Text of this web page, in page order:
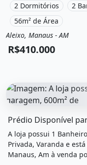
2 Dormitórios
2
56m² de Área
Venda
Apartamento
Aleixo, Manaus - AM
R$410.000
A loja possui 1
Privada, Varanda e
Manaus, Am à venda